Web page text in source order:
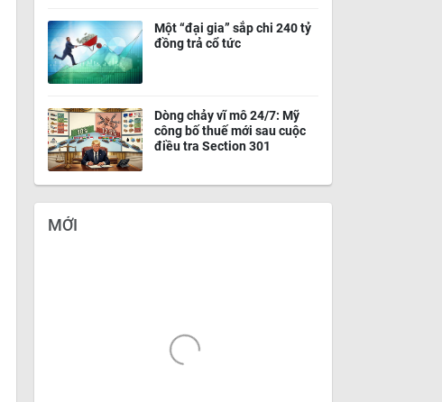
Một “đại gia” sắp chi 240 tỷ
đồng trả cổ tức
Dòng chảy vĩ mô 24/7: Mỹ
công bố thuế mới sau cuộc
điều tra Section 301
MỚI